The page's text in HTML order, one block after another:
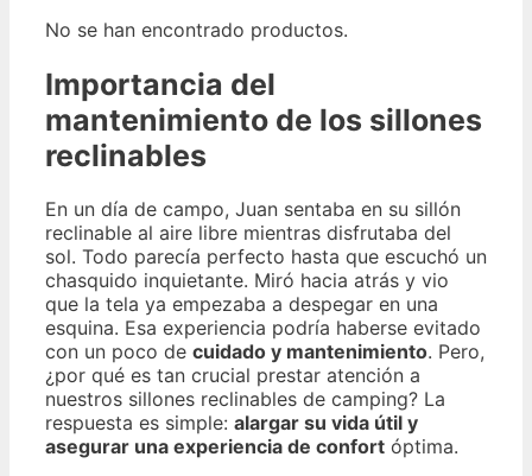
No se han encontrado productos.
Importancia del
mantenimiento de los sillones
reclinables
En un día de campo, Juan sentaba en su sillón
reclinable al aire libre mientras disfrutaba del
sol. Todo parecía perfecto hasta que escuchó un
chasquido inquietante. Miró hacia atrás y vio
que la tela ya empezaba a despegar en una
esquina. Esa experiencia podría haberse evitado
con un poco de cuidado y mantenimiento. Pero,
¿por qué es tan crucial prestar atención a
nuestros sillones reclinables de camping? La
respuesta es simple: alargar su vida útil y
asegurar una experiencia de confort óptima.